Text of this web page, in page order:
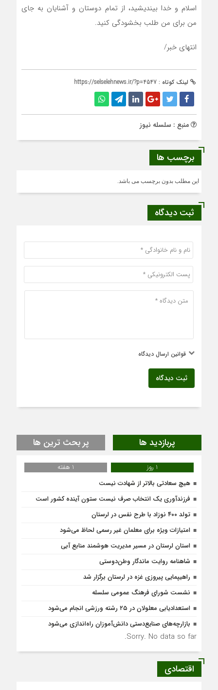
اسلام و خدا بیندیشید، از تمام دوستان و آشنایان به جای
من برای من طلب بخشودگی کنید.
انتهای خبر/
لینک کوتاه : https://selselehnews.ir/?p=4547
منبع : سلسله نیوز
برچسب ها
این مطلب بدون برچسب می باشد.
ثبت دیدگاه
قوانین ارسال دیدگاه
ثبت دیدگاه
پربازدید ها پر بحث ترین ها
1 روز
1 هفته
هیچ سعادتی بالاتر از شهادت نیست
فرزندآوری یک انتخاب صرف نیست ستون آینده کشور است
تولد ۴۰۰ نوزاد با طرح نفس در لرستان
امتیازات ویژه برای معلمان غیر رسمی لحاظ می‌شود
استان لرستان در مسیر مدیریت هوشمند منابع آبی
شاهنامه روایت ماندگار وطن‌دوستی
راهیپمایی پیروزی غزه در لرستان برگزار شد
نشست شورای فرهنگ عمومی سلسله
استعدادیابی معلولان در ۲۵ رشته ورزشی انجام می‌شود
بازارچه‌های صنایع‌دستی دانش‌آموزان راه‌اندازی می‌شود
Sorry. No data so far.
اقتصادی